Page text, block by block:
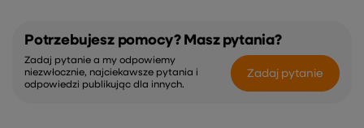
Potrzebujesz pomocy? Masz pytania?
Zadaj pytanie a my odpowiemy
niezwłocznie, najciekawsze pytania i
odpowiedzi publikując dla innych.
Zadaj pytanie